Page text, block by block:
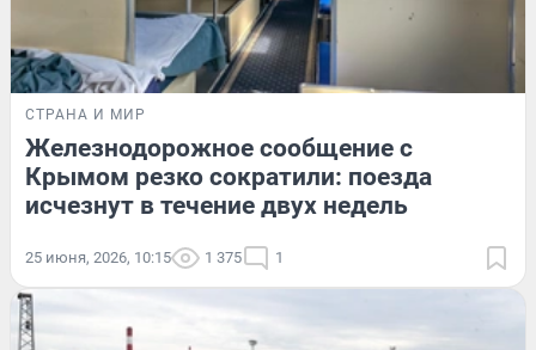
СТРАНА И МИР
Железнодорожное сообщение с
Крымом резко сократили: поезда
исчезнут в течение двух недель
25 июня, 2026, 10:15 1 375 1